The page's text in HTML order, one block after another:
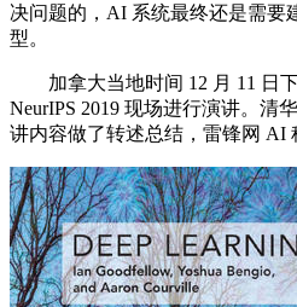
决问题的，AI 系统最终还是需要
型。
加拿大当地时间 12 月 11 日下
NeurIPS 2019 现场进行演讲。清
讲内容做了转述总结，雷锋网 AI